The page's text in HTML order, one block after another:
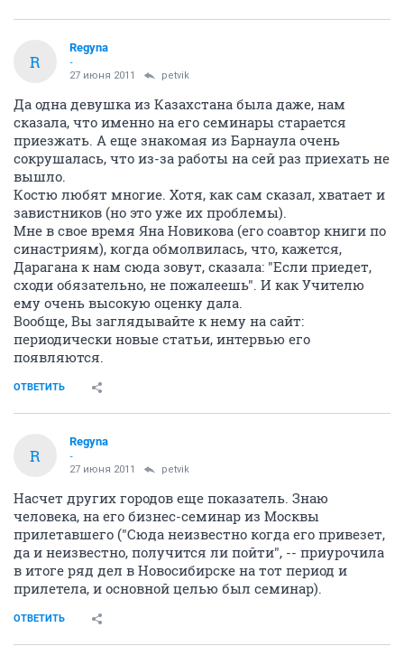
R
Regyna
-
27 июня 2011 petvik
Да одна девушка из Казахстана была даже, нам
сказала, что именно на его семинары старается
приезжать. А еще знакомая из Барнаула очень
сокрушалась, что из-за работы на сей раз приехать не
вышло.
Костю любят многие. Хотя, как сам сказал, хватает и
завистников (но это уже их проблемы).
Мне в свое время Яна Новикова (его соавтор книги по
синастриям), когда обмолвилась, что, кажется,
Дарагана к нам сюда зовут, сказала: "Если приедет,
сходи обязательно, не пожалеешь". И как Учителю
ему очень высокую оценку дала.
Вообще, Вы заглядывайте к нему на сайт:
периодически новые статьи, интервью его
появляются.
ОТВЕТИТЬ
R
Regyna
-
27 июня 2011 petvik
Насчет других городов еще показатель. Знаю
человека, на его бизнес-семинар из Москвы
прилетавшего ("Сюда неизвестно когда его привезет,
да и неизвестно, получится ли пойти", -- приурочила
в итоге ряд дел в Новосибирске на тот период и
прилетела, и основной целью был семинар).
ОТВЕТИТЬ